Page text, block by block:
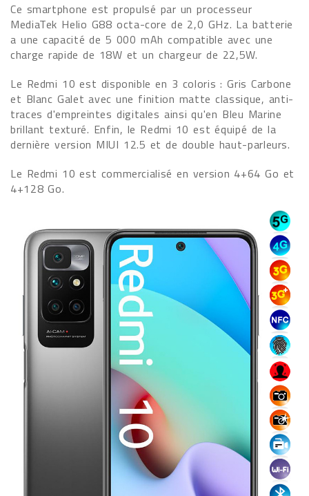
Ce smartphone est propulsé par un processeur
MediaTek Helio G88 octa-core de 2,0 GHz. La batterie
a une capacité de 5 000 mAh compatible avec une
charge rapide de 18W et un chargeur de 22,5W.
Le Redmi 10 est disponible en 3 coloris : Gris Carbone
et Blanc Galet avec une finition matte classique, anti-
traces d'empreintes digitales ainsi qu'en Bleu Marine
brillant texturé. Enfin, le Redmi 10 est équipé de la
dernière version MIUI 12.5 et de double haut-parleurs.
Le Redmi 10 est commercialisé en version 4+64 Go et
4+128 Go.